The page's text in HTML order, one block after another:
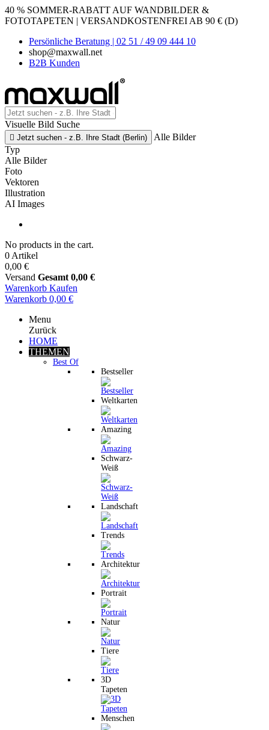
40 % SOMMER-RABATT AUF WANDBILDER &
FOTOTAPETEN | VERSANDKOSTENFREI AB 90 € (D)
Persönliche Beratung | 02 51 / 49 09 444 10
shop@maxwall.net
B2B Kunden
Visuelle Bild Suche
 Jetzt suchen - z.B. Ihre Stadt (Berlin)
Alle Bilder
Typ
Alle Bilder
Foto
Vektoren
Illustration
AI Images
No products in the cart.
0 Artikel
0,00 €
Versand Gesamt 0,00 €
Warenkorb Kaufen
Warenkorb 0,00 €
Menu
Zurück
HOME
THEMEN
Best Of
Bestseller
Weltkarten
Amazing
Schwarz-
Weiß
Landschaft
Trends
Architektur
Portrait
Natur
Tiere
3D
Tapeten
Menschen